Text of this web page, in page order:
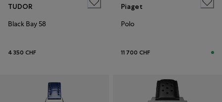
TUDOR
Black Bay 58
4 350 CHF
Piaget
Polo
11 700 CHF